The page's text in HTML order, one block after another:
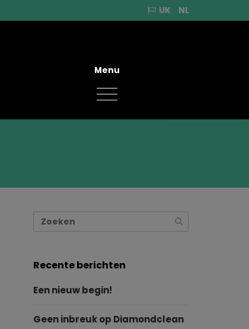
UK NL
Recente berichten
Een nieuw begin!
Geen inbreuk op Diamondclean
Menu